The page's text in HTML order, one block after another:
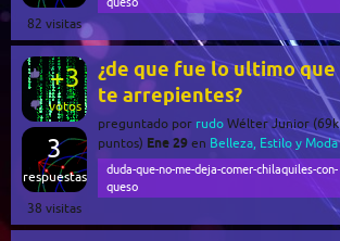
82 visitas
+3
votos
3
respuestas
38 visitas
¿de que fue lo ultimo que
te arrepientes?
preguntado por rudo Wélter Junior (69k
puntos) Ene 29 en Belleza, Estilo y Moda
duda-que-no-me-deja-comer-chilaquiles-con-
queso